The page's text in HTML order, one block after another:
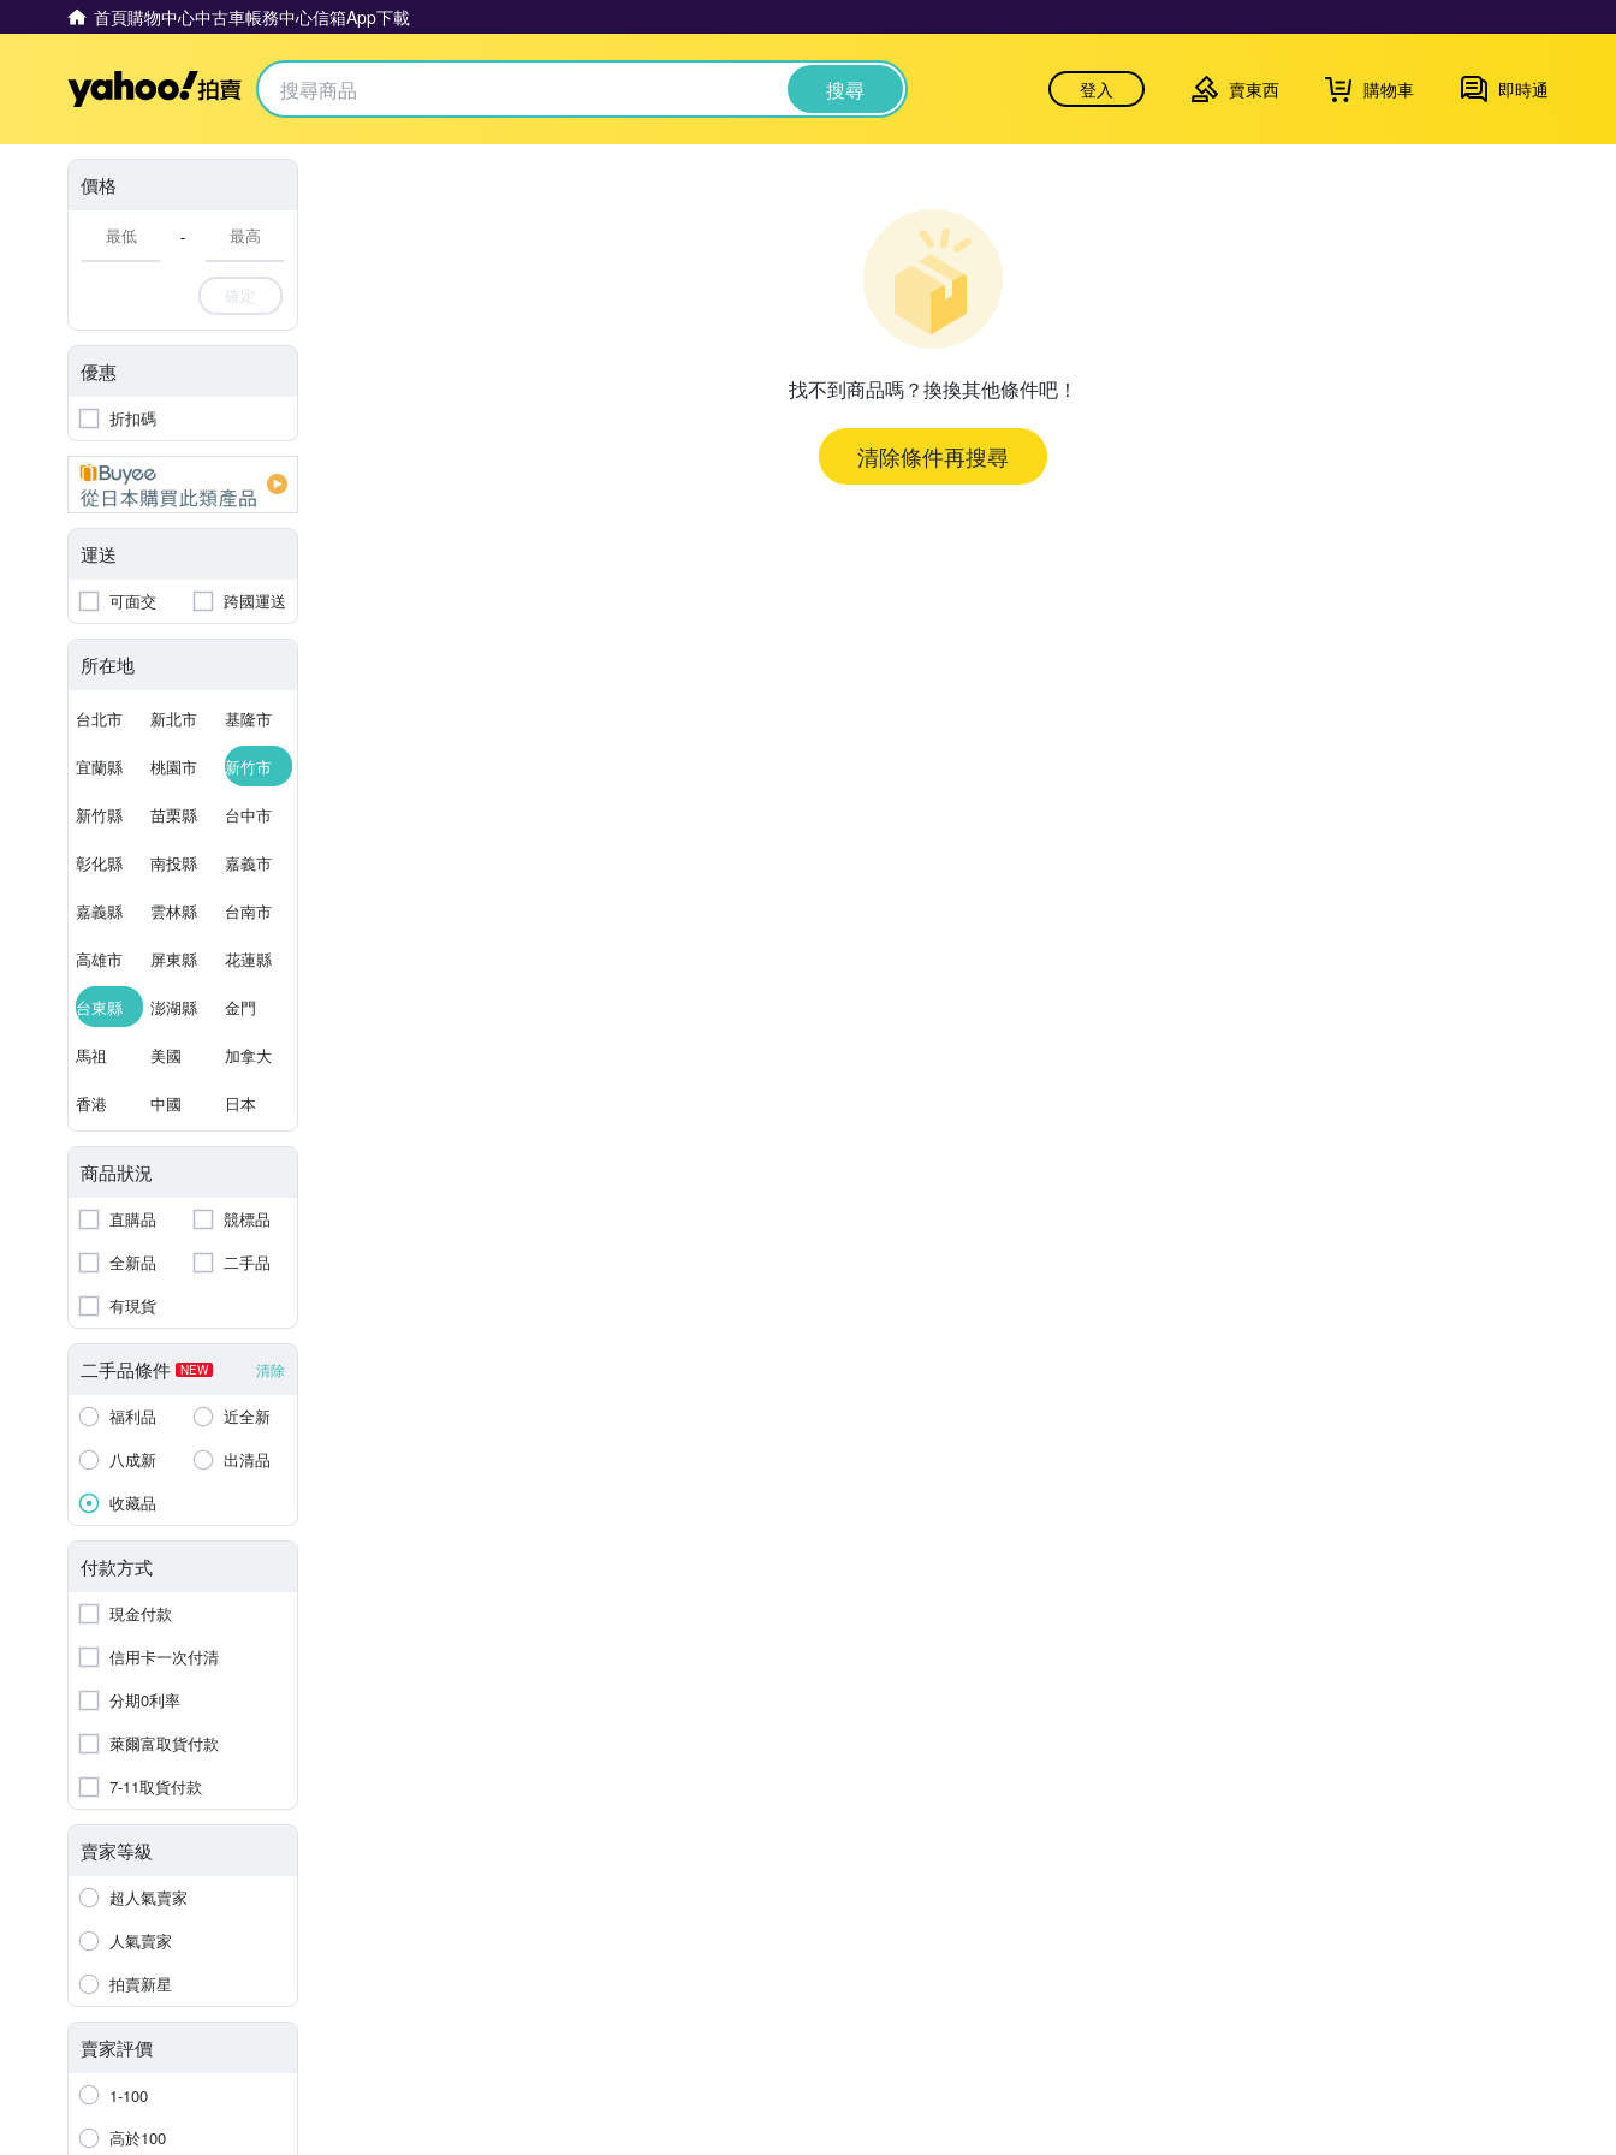
首頁購物中心中古車帳務中心信箱App下載
Yahoo拍賣 搜尋 登入 賣東西 購物車 即時通
價格
-
確定
優惠
折扣碼
運送
可面交 跨國運送
所在地
台北市 新北市 基隆市
宜蘭縣 桃園市 新竹市
新竹縣 苗栗縣 台中市
彰化縣 南投縣 嘉義市
嘉義縣 雲林縣 台南市
高雄市 屏東縣 花蓮縣
台東縣 澎湖縣 金門
馬祖 美國 加拿大
香港 中國 日本
商品狀況
直購品
競標品
全新品
二手品
有現貨
二手品條件 NEW 清除
福利品
近全新
八成新
出清品
收藏品
付款方式
現金付款
信用卡一次付清
分期0利率
萊爾富取貨付款
7-11取貨付款
賣家等級
超人氣賣家
人氣賣家
拍賣新星
賣家評價
1-100
高於100
找不到商品嗎？換換其他條件吧！
清除條件再搜尋